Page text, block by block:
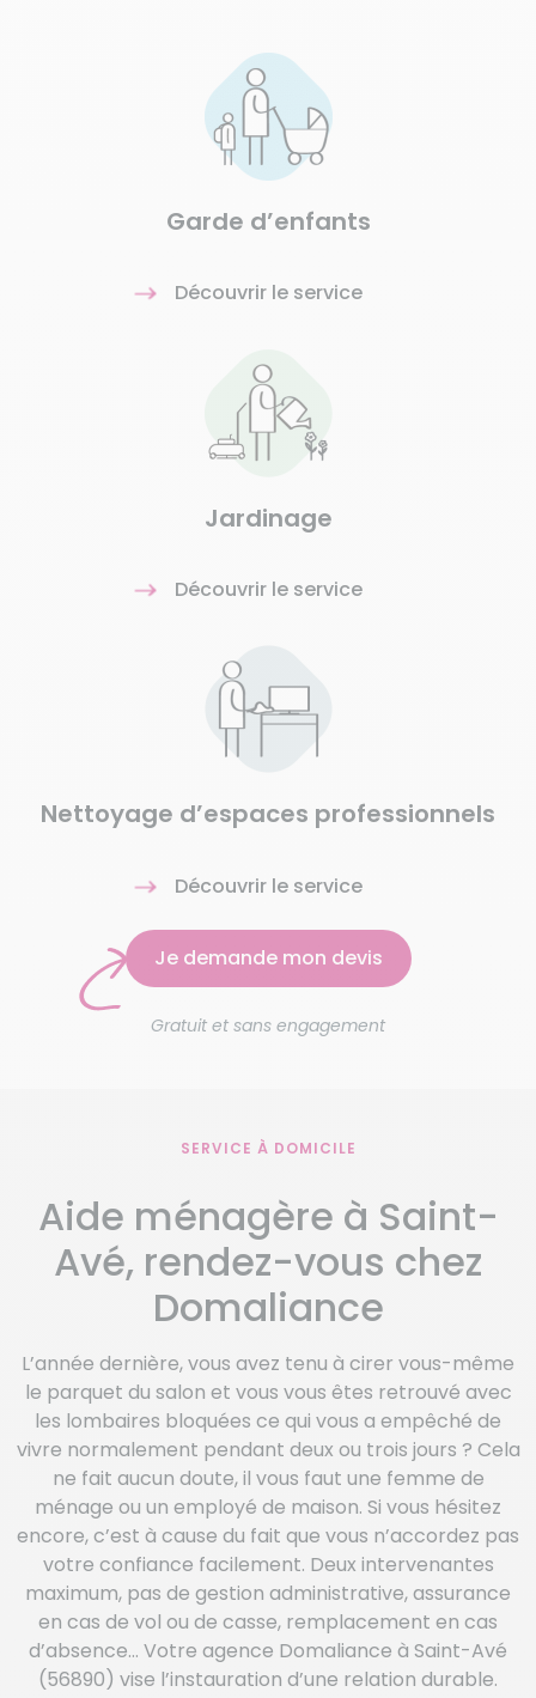
Garde d’enfants
Découvrir le service
Jardinage
Découvrir le service
Nettoyage d’espaces professionnels
Découvrir le service
Je demande mon devis
Gratuit et sans engagement
SERVICE À DOMICILE
Aide ménagère à Saint-
Avé, rendez-vous chez
Domaliance
L’année dernière, vous avez tenu à cirer vous-même
le parquet du salon et vous vous êtes retrouvé avec
les lombaires bloquées ce qui vous a empêché de
vivre normalement pendant deux ou trois jours ? Cela
ne fait aucun doute, il vous faut une femme de
ménage ou un employé de maison. Si vous hésitez
encore, c’est à cause du fait que vous n’accordez pas
votre confiance facilement. Deux intervenantes
maximum, pas de gestion administrative, assurance
en cas de vol ou de casse, remplacement en cas
d’absence… Votre agence Domaliance à Saint-Avé
(56890) vise l’instauration d’une relation durable.